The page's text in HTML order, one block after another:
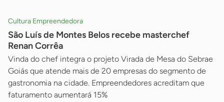
Cultura Empreendedora
São Luís de Montes Belos recebe masterchef
Renan Corrêa
Vinda do chef integra o projeto Virada de Mesa do Sebrae
Goiás que atende mais de 20 empresas do segmento de
gastronomia na cidade. Empreendedores acreditam que
faturamento aumentará 15%